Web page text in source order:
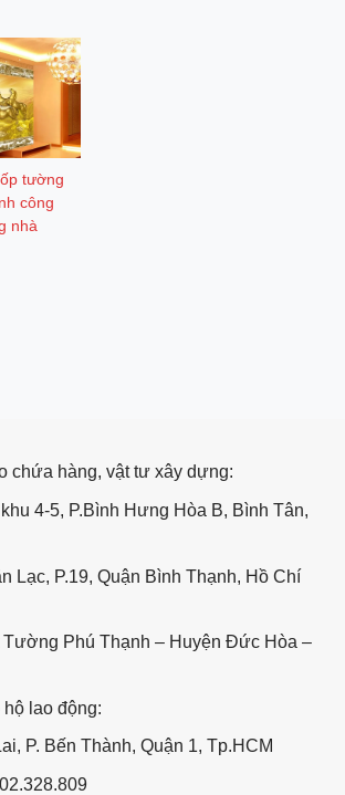
tường
công
nhà
chứa hàng, vật tư xây dựng:
4-5, P.Bình Hưng Hòa B, Bình Tân,
Lạc, P.19, Quận Bình Thạnh, Hồ Chí
Tường Phú Thạnh – Huyện Đức Hòa –
lao động:
P. Bến Thành, Quận 1, Tp.HCM